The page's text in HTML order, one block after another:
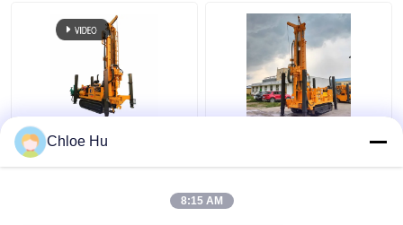
400M বোরহোল ড্রিলিং রিগ,
ওয়াটার হোল ড্রিলিং মেশিন
ক্রলার চ্যাসিস মাল্টিফাংশনাল সহ
Chloe Hu
8:15 AM